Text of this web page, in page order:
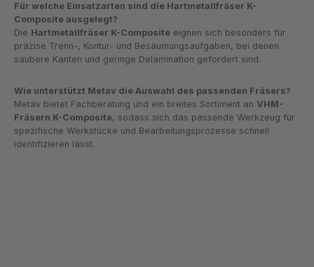
Für welche Einsatzarten sind die Hartmetallfräser K-
Composite ausgelegt?
Die Hartmetallfräser K-Composite eignen sich besonders für
präzise Trenn-, Kontur- und Besäumungsaufgaben, bei denen
saubere Kanten und geringe Delamination gefordert sind.
Wie unterstützt Metav die Auswahl des passenden Fräsers?
Metav bietet Fachberatung und ein breites Sortiment an VHM-
Fräsern K-Composite, sodass sich das passende Werkzeug für
spezifische Werkstücke und Bearbeitungsprozesse schnell
identifizieren lässt.